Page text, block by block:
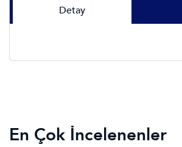
Detay
En Çok İncelenenler